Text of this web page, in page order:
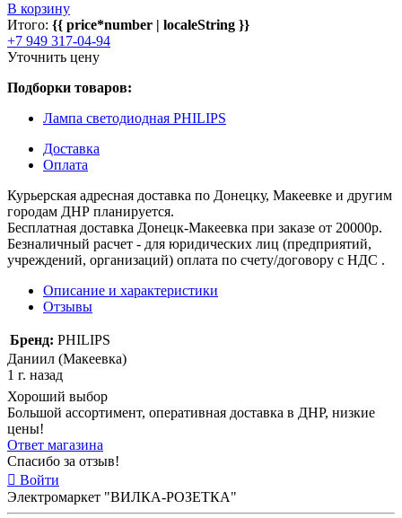
В корзину
Итого: {{ price*number | localeString }}
+7 949 317-04-94
Уточнить цену
Подборки товаров:
Лампа светодиодная PHILIPS
Доставка
Оплата
Курьерская адресная доставка по Донецку, Макеевке и другим
городам ДНР планируется.
Бесплатная доставка Донецк-Макеевка при заказе от 20000р.
Безналичный расчет - для юридических лиц (предприятий,
учреждений, организаций) оплата по счету/договору с НДС .
Описание и характеристики
Отзывы
Бренд: PHILIPS
Даниил (Макеевка)
1 г. назад
Хороший выбор
Большой ассортимент, оперативная доставка в ДНР, низкие
цены!
Ответ магазина
Спасибо за отзыв!
Войти
Электромаркет "ВИЛКА-РОЗЕТКА"